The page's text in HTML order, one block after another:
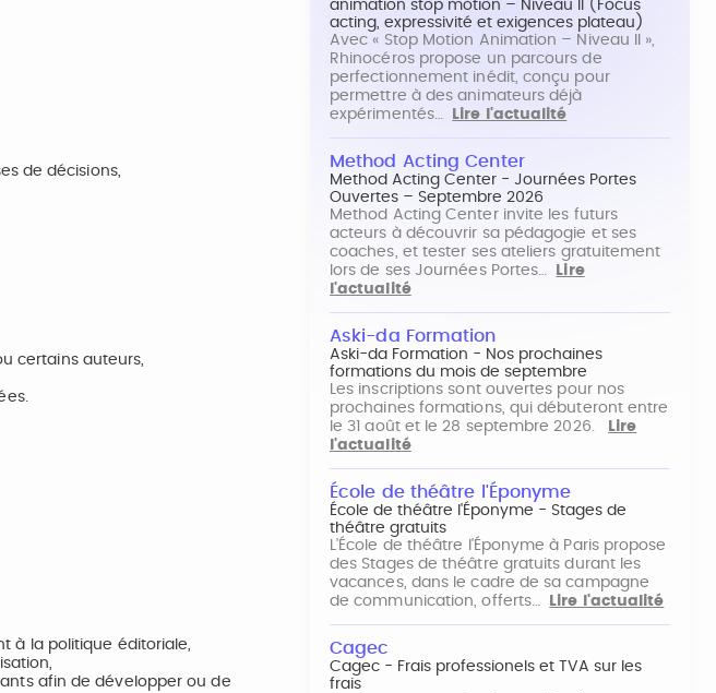
de décisions,
certains auteurs,
à la politique éditoriale,
afin de développer ou de
animation stop motion – Niveau II (Focus
acting, expressivité et exigences plateau)
Avec « Stop Motion Animation – Niveau II »,
Rhinocéros propose un parcours de
perfectionnement inédit, conçu pour
permettre à des animateurs déjà
expérimentés…
Lire l'actualité
Method Acting Center
Method Acting Center - Journées Portes
Ouvertes – Septembre 2026
Method Acting Center invite les futurs
acteurs à découvrir sa pédagogie et ses
coaches, et tester ses ateliers gratuitement
lors de ses Journées Portes…
Lire
l'actualité
Aski-da Formation
Aski-da Formation - Nos prochaines
formations du mois de septembre
Les inscriptions sont ouvertes pour nos
prochaines formations, qui débuteront entre
le 31 août et le 28 septembre 2026.
Lire
l'actualité
École de théâtre l'Éponyme
École de théâtre l'Éponyme - Stages de
théâtre gratuits
L'École de théâtre l'Éponyme à Paris propose
des Stages de théâtre gratuits durant les
vacances, dans le cadre de sa campagne
de communication, offerts…
Lire l'actualité
Cagec
Cagec - Frais professionels et TVA sur les
frais